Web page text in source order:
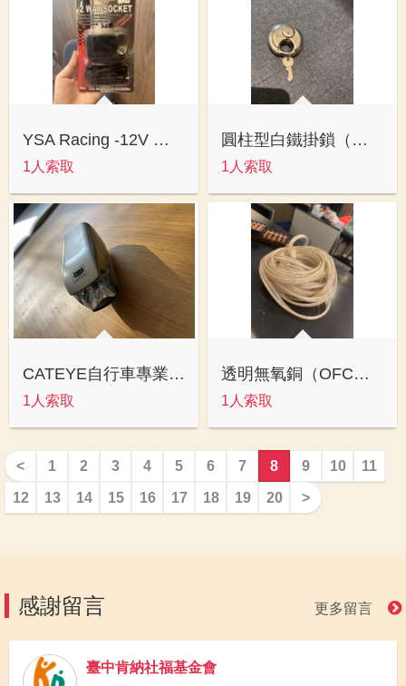
YSA Racing -12V 雙孔車用點菸器擴充座
1人索取
圓柱型白鐵掛鎖（常見於貨櫃、倉庫或大門防盜）
1人索取
CATEYE自行車專業車頭燈
1人索取
透明無氧銅（OFC）喇叭線（或稱音箱線）
1人索取
< 1 2 3 4 5 6 7 8 9 10 11
12 13 14 15 16 17 18 19 20 >
感謝留言 更多留言
臺中肯納社福基金會